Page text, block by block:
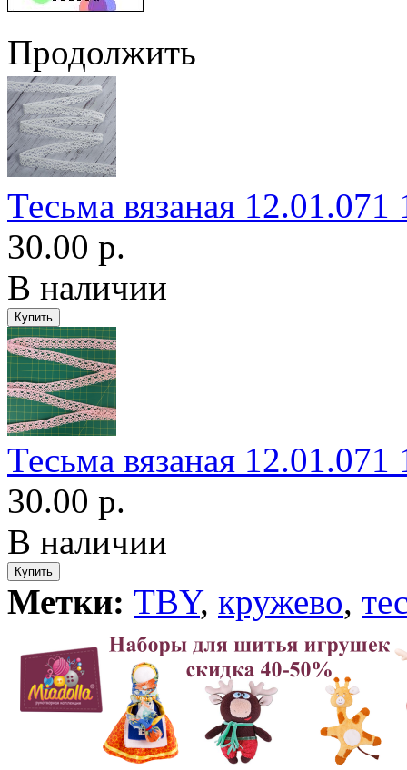
Продолжить
Тесьма вязаная
30.00 р.
В наличии
Тесьма вязаная
30.00 р.
В наличии
Метки: TBY, кружево,